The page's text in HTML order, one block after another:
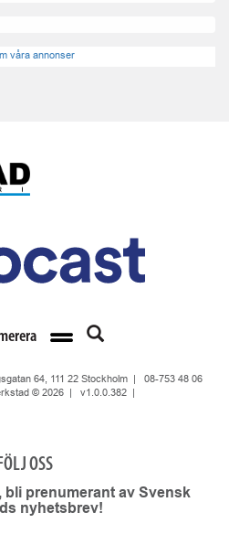
våra annonser
64, 111 22 Stockholm | 08-753 48 06
© 2026 | v1.0.0.382
OSS
bli prenumerant av Svensk
nyhetsbrev!